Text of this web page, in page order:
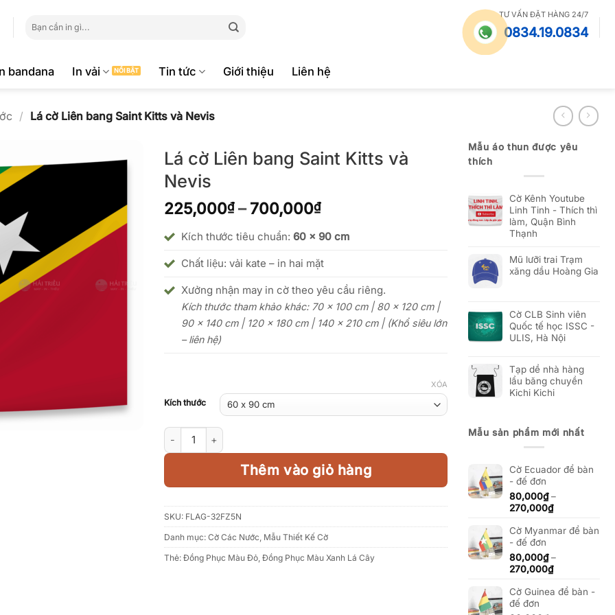
kiếm:
TƯ VẤN ĐẶT HÀNG 24/7
0834.19.0834
bandana In vải Tin tức Giới thiệu Liên hệ
/ Lá cờ Liên bang Saint Kitts và Nevis
Lá cờ Liên bang Saint Kitts và
Nevis
225,000₫ – 700,000₫Khoảng
từ
đến
700,000₫
Kích thước tiêu chuẩn: 60 x 90 cm
Chất liệu: vải kate – in hai mặt
Xưởng nhận may in cờ theo yêu cầu riêng.
Kích thước tham khảo khác: 70 x 100 cm | 80 x 120 cm |
90 x 140 cm | 120 x 180 cm | 140 x 210 cm | (Khổ siêu lớn
– liên hệ)
Kích thước
XÓA
Lá cờ Liên bang Saint Kitts và Nevis số lượng
Thêm vào giỏ hàng
SKU: FLAG-32FZ5N
Danh mục: Cờ Các Nước Mẫu Thiết Kế Cờ
Thẻ: Đồng Phục Màu Đỏ Đồng Phục Màu Xanh Lá Cây
Mẫu áo thun được yêu
thích
Cờ Kênh Youtube
Linh Tinh - Thích thì
làm, Quận Bình
Thạnh
Mũ lưỡi trai Trạm
xăng dầu Hoàng Gia
Cờ CLB Sinh viên
Quốc tế học ISSC -
ULIS, Hà Nội
Tạp dề nhà hàng
lẩu băng chuyền
Kichi Kichi
Mẫu sản phẩm mới nhất
Cờ Ecuador để bàn
- đế đơn
80,000₫ –
270,000₫Khoảng
từ
270,000₫
Cờ Myanmar để bàn
- đế đơn
80,000₫ –
270,000₫Khoảng
từ
Cờ Guinea để bàn -
đế đơn